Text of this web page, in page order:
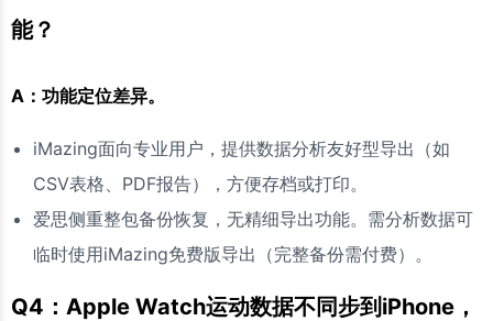
能？
A：功能定位差异。
iMazing面向专业用户，提供数据分析友好型导出（如
CSV表格、PDF报告），方便存档或打印。
爱思侧重整包备份恢复，无精细导出功能。需分析数据可
临时使用iMazing免费版导出（完整备份需付费）。
Q4：Apple Watch运动数据不同步到iPhone，